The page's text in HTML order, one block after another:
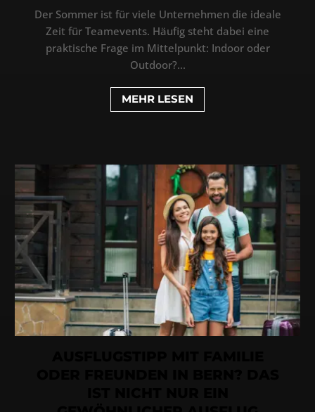
Der Sommer ist für viele Unternehmen die ideale
Zeit für Teamevents. Häufig steht dabei eine
praktische Frage im Mittelpunkt: Indoor oder
Outdoor?...
MEHR LESEN